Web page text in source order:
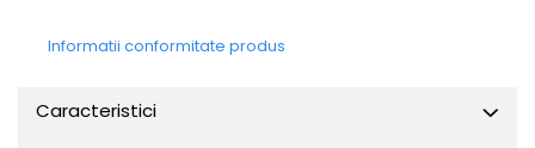
Informatii conformitate produs
Caracteristici